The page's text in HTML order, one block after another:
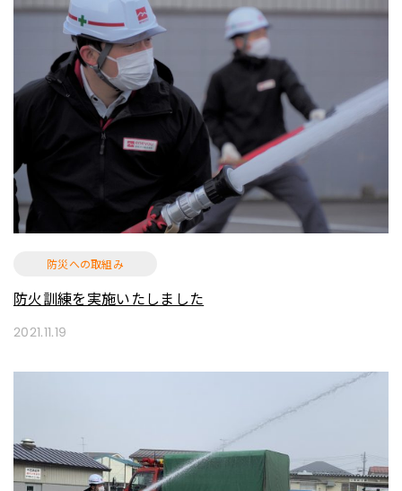
2021.11.19
防災への取組み
防火訓練を実施いたしました